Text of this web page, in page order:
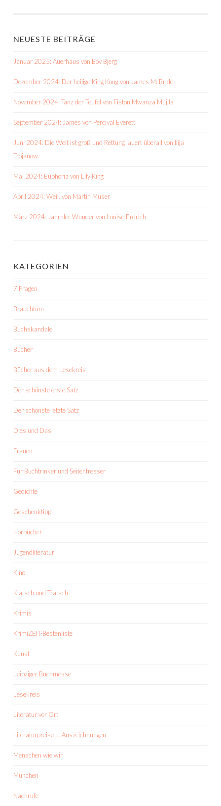
NEUESTE BEITRÄGE
Januar 2025: Auerhaus von Bov Bjerg
Dezember 2024: Der heilige King Kong von James McBride
November 2024: Tanz der Teufel von Fiston Mwanza Mujila
September 2024: James von Percival Everett
Juni 2024: Die Welt ist groß und Rettung lauert überall von Ilija
Trojanow
Mai 2024: Euphoria von Lily King
April 2024: Weil. von Martin Muser
März 2024: Jahr der Wunder von Louise Erdrich
KATEGORIEN
7 Fragen
Brauchtum
Buchskandale
Bücher
Bücher aus dem Lesekreis
Der schönste erste Satz
Der schönste letzte Satz
Dies und Das
Frauen
Für Buchtrinker und Seitenfresser
Gedichte
Geschenktipp
Hörbücher
Jugendliteratur
Kino
Klatsch und Tratsch
Krimis
KrimiZEIT-Bestenliste
Kunst
Leipziger Buchmesse
Lesekreis
Literatur vor Ort
Literaturpreise u. Auszeichnungen
Menschen wie wir
München
Nachrufe